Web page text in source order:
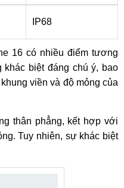
IP68
16 có nhiều điểm tương
biệt đáng chú ý, bao
viền và độ mỏng của
thân phẳng, kết hợp với
Tuy nhiên, sự khác biệt